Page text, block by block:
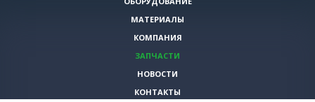
МАТЕРИАЛЫ
КОМПАНИЯ
ЗАПЧАСТИ
НОВОСТИ
КОНТАКТЫ